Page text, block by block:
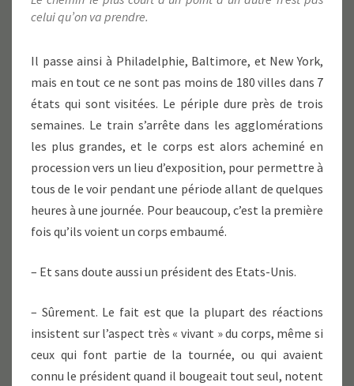
celui qu’on va prendre.
Il passe ainsi à Philadelphie, Baltimore, et New York,
mais en tout ce ne sont pas moins de 180 villes dans 7
états qui sont visitées. Le périple dure près de trois
semaines. Le train s’arrête dans les agglomérations
les plus grandes, et le corps est alors acheminé en
procession vers un lieu d’exposition, pour permettre à
tous de le voir pendant une période allant de quelques
heures à une journée. Pour beaucoup, c’est la première
fois qu’ils voient un corps embaumé.
– Et sans doute aussi un président des Etats-Unis.
– Sûrement. Le fait est que la plupart des réactions
insistent sur l’aspect très « vivant » du corps, même si
ceux qui font partie de la tournée, ou qui avaient
connu le président quand il bougeait tout seul, notent